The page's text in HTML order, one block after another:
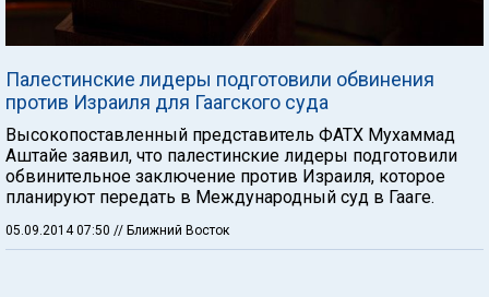
Палестинские лидеры подготовили обвинения
против Израиля для Гаагского суда
Высокопоставленный представитель ФАТХ Мухаммад
Аштайе заявил, что палестинские лидеры подготовили
обвинительное заключение против Израиля, которое
планируют передать в Международный суд в Гааге.
05.09.2014 07:50 // Ближний Восток